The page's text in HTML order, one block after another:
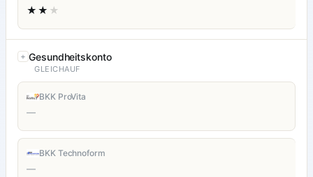
★★ ★
Gesundheitskonto
GLEICHAUF
BKK ProVita
—
BKK Technoform
—